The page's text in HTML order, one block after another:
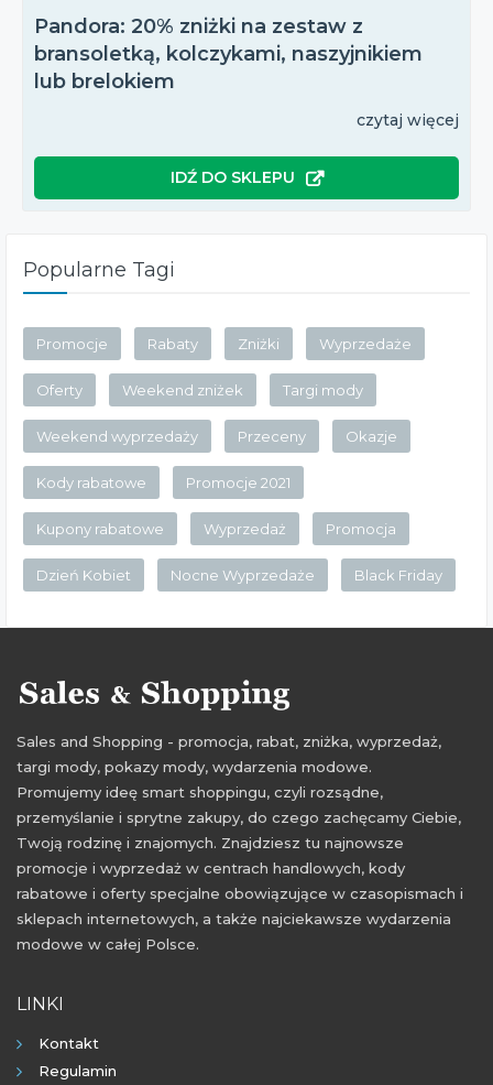
Pandora: 20% zniżki na zestaw z
bransoletką, kolczykami, naszyjnikiem
lub brelokiem
czytaj więcej
IDŹ DO SKLEPU
Popularne Tagi
Promocje Rabaty Zniżki Wyprzedaże
Oferty Weekend zniżek Targi mody
Weekend wyprzedaży Przeceny Okazje
Kody rabatowe Promocje 2021
Kupony rabatowe Wyprzedaż Promocja
Dzień Kobiet Nocne Wyprzedaże Black Friday
Sales and Shopping - promocja, rabat, zniżka, wyprzedaż,
targi mody, pokazy mody, wydarzenia modowe.
Promujemy ideę smart shoppingu, czyli rozsądne,
przemyślanie i sprytne zakupy, do czego zachęcamy Ciebie,
Twoją rodzinę i znajomych. Znajdziesz tu najnowsze
promocje i wyprzedaż w centrach handlowych, kody
rabatowe i oferty specjalne obowiązujące w czasopismach i
sklepach internetowych, a także najciekawsze wydarzenia
modowe w całej Polsce.
LINKI
Kontakt
Regulamin